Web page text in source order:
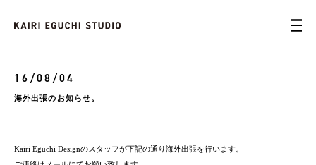
16/08/04
海外出張のお知らせ。
Kairi Eguchi Designのスタッフが下記の通り海外出張を行います。